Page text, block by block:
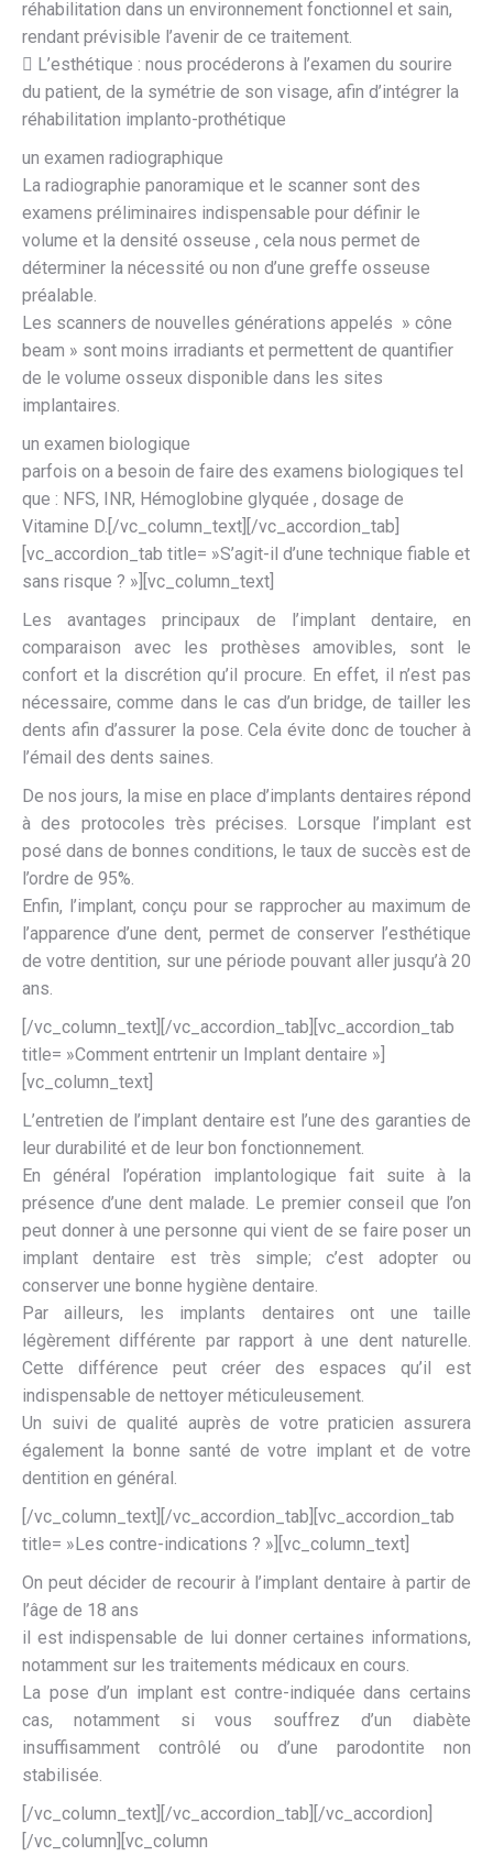
réhabilitation dans un environnement fonctionnel et sain,
rendant prévisible l’avenir de ce traitement.
 L’esthétique : nous procéderons à l’examen du sourire
du patient, de la symétrie de son visage, afin d’intégrer la
réhabilitation implanto-prothétique
un examen radiographique
La radiographie panoramique et le scanner sont des
examens préliminaires indispensable pour définir le
volume et la densité osseuse , cela nous permet de
déterminer la nécessité ou non d’une greffe osseuse
préalable.
Les scanners de nouvelles générations appelés » cône
beam » sont moins irradiants et permettent de quantifier
de le volume osseux disponible dans les sites
implantaires.
un examen biologique
parfois on a besoin de faire des examens biologiques tel
que : NFS, INR, Hémoglobine glyquée , dosage de
Vitamine D.[/vc_column_text][/vc_accordion_tab]
[vc_accordion_tab title= »S’agit-il d’une technique fiable et
sans risque ? »][vc_column_text]
Les avantages principaux de l’implant dentaire, en
comparaison avec les prothèses amovibles, sont le
confort et la discrétion qu’il procure. En effet, il n’est pas
nécessaire, comme dans le cas d’un bridge, de tailler les
dents afin d’assurer la pose. Cela évite donc de toucher à
l’émail des dents saines.
De nos jours, la mise en place d’implants dentaires répond
à des protocoles très précises. Lorsque l’implant est
posé dans de bonnes conditions, le taux de succès est de
l’ordre de 95%.
Enfin, l’implant, conçu pour se rapprocher au maximum de
l’apparence d’une dent, permet de conserver l’esthétique
de votre dentition, sur une période pouvant aller jusqu’à 20
ans.
[/vc_column_text][/vc_accordion_tab][vc_accordion_tab
title= »Comment entrtenir un Implant dentaire »]
[vc_column_text]
L’entretien de l’implant dentaire est l’une des garanties de
leur durabilité et de leur bon fonctionnement.
En général l’opération implantologique fait suite à la
présence d’une dent malade. Le premier conseil que l’on
peut donner à une personne qui vient de se faire poser un
implant dentaire est très simple; c’est adopter ou
conserver une bonne hygiène dentaire.
Par ailleurs, les implants dentaires ont une taille
légèrement différente par rapport à une dent naturelle.
Cette différence peut créer des espaces qu’il est
indispensable de nettoyer méticuleusement.
Un suivi de qualité auprès de votre praticien assurera
également la bonne santé de votre implant et de votre
dentition en général.
[/vc_column_text][/vc_accordion_tab][vc_accordion_tab
title= »Les contre-indications ? »][vc_column_text]
On peut décider de recourir à l’implant dentaire à partir de
l’âge de 18 ans
il est indispensable de lui donner certaines informations,
notamment sur les traitements médicaux en cours.
La pose d’un implant est contre-indiquée dans certains
cas, notamment si vous souffrez d’un diabète
insuffisamment contrôlé ou d’une parodontite non
stabilisée.
[/vc_column_text][/vc_accordion_tab][/vc_accordion]
[/vc_column][vc_column